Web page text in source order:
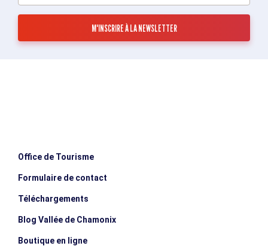
Office de Tourisme
Formulaire de contact
Téléchargements
Blog Vallée de Chamonix
Boutique en ligne